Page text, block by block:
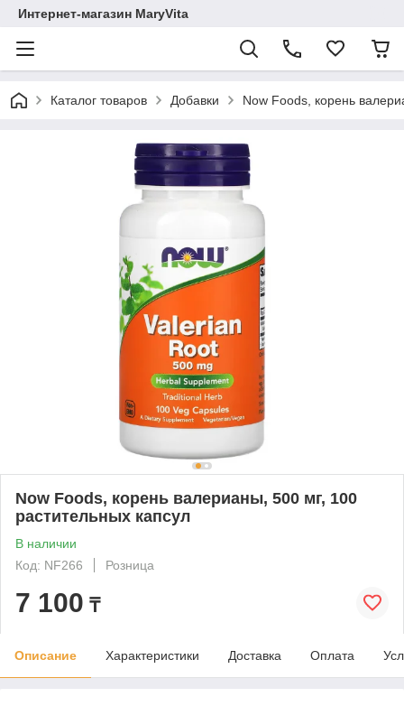
Интернет-магазин MaryVita
Каталог товаров Добавки Now Foods, корень
Now Foods, корень валерианы, 500 мг, 100
растительных капсул
В наличии
Код: NF266
Розница
7 100 ₸
Описание Характеристики Доставка Оплата